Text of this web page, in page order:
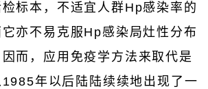
标本，不适宜人群Hp感染率的
亦不易克服Hp感染局灶性分布
而，应用免疫学方法来取代是
年以后陆陆续续地出现了一